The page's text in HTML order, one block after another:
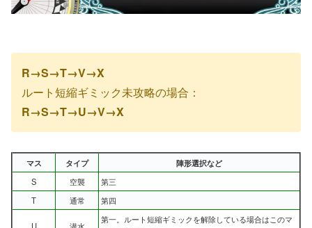
R→S→T→V→X
ルート短縮ギミック未攻略の場合：
R→S→T→U→V→X
マス タイプ
陣形選択など
S
空襲
第三
T
通常 第四
第一。ルート短縮ギミックを解除している場合はこのマ